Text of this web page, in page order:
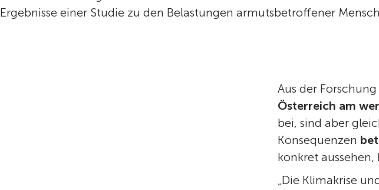
Ergebnisse einer Studie zu den Belastungen armutsbetroffener
Aus der
Österreich am
bei, sind aber
Konsequenzen
konkret
„Die Klimakrise